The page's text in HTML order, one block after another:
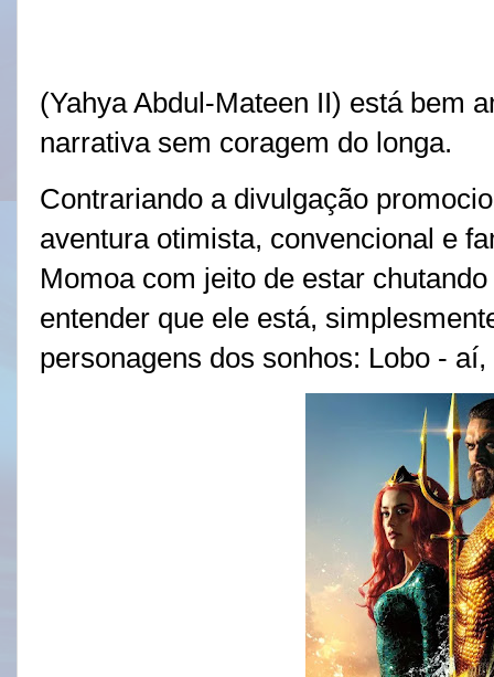
(Yahya Abdul-Mateen II) está bem
narrativa sem coragem do longa.
Contrariando a divulgação
aventura otimista, convencional e
Momoa com jeito de estar
entender que ele está,
personagens dos sonhos: Lobo -